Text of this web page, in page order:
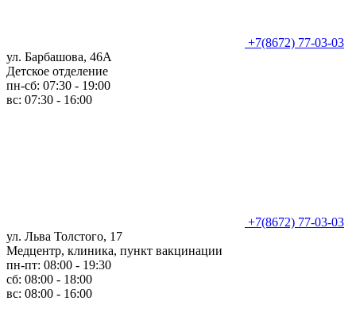
+7(8672) 77-03-03
ул. Барбашова, 46А
Детское отделение
пн-сб: 07:30 - 19:00
вс: 07:30 - 16:00
+7(8672) 77-03-03
ул. Льва Толстого, 17
Медцентр, клиника, пункт вакцинации
пн-пт: 08:00 - 19:30
сб: 08:00 - 18:00
вс: 08:00 - 16:00